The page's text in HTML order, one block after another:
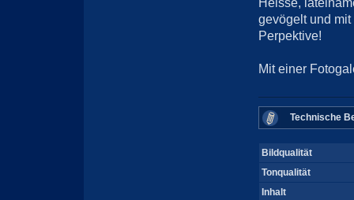
Heisse,
gevögelt und
Perpektive!
Mit einer
Technische
Bildqualität
Tonqualität
Inhalt